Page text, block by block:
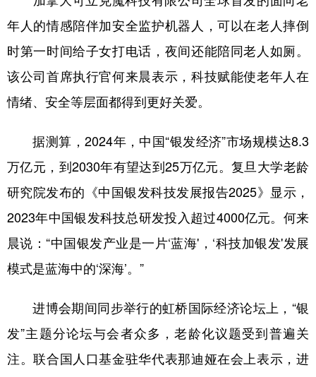
年人的情感陪伴加安全监护机器人，可以在老人摔倒
时第一时间给子女打电话，夜间还能陪同老人如厕。
该公司首席执行官何来晨表示，科技赋能使老年人在
情绪、安全等层面都得到更好关爱。
据测算，2024年，中国“银发经济”市场规模达8.3
万亿元，到2030年有望达到25万亿元。复旦大学老龄
研究院发布的《中国银发科技发展报告2025》显示，
2023年中国银发科技总研发投入超过4000亿元。何来
晨说：“中国银发产业是一片‘蓝海'，‘科技加银发'发展
模式是蓝海中的‘深海’。”
进博会期间同步举行的虹桥国际经济论坛上，“银
发”主题分论坛与会者众多，老龄化议题受到普遍关
注。联合国人口基金驻华代表那迪娅在会上表示，进